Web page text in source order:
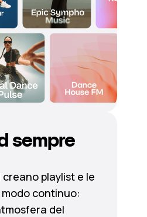
sempre
playlist e le
continuo:
del